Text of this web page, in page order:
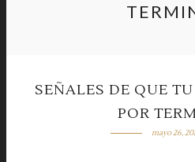
SEÑALES DE QUE
POR
mayo 26,